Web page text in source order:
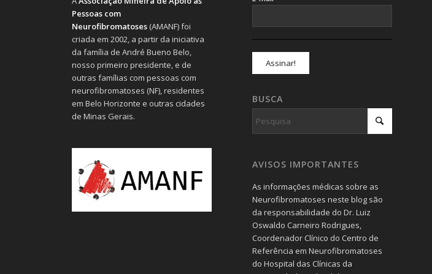
Pessoas com
Neurofibromatoses (AMANF) foi
criada em 2002, a partir da iniciativa
da família de André Bueno Belo,
nosso primeiro presidente, e de
outras famílias com pessoas com
neurofibromatoses (NF), residentes
em Belo Horizonte e outras cidades
de Minas Gerais.
BUSCA
AVISOS IMPORTANTES
As informações médicas sobre as
Neurofibromatoses neste blog são
da responsabilidade do Dr. Luiz
Oswaldo Carneiro Rodrigues,
Coordenador Clínico do Centro de
Referência em Neurofibromatoses
do Hospital das Clínicas da